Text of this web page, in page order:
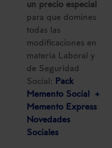
un precio especial
para que domines
todas las
modificaciones en
materia Laboral y
de Seguridad
Social: Pack
Memento Social +
Memento Express
Novedades
Sociales